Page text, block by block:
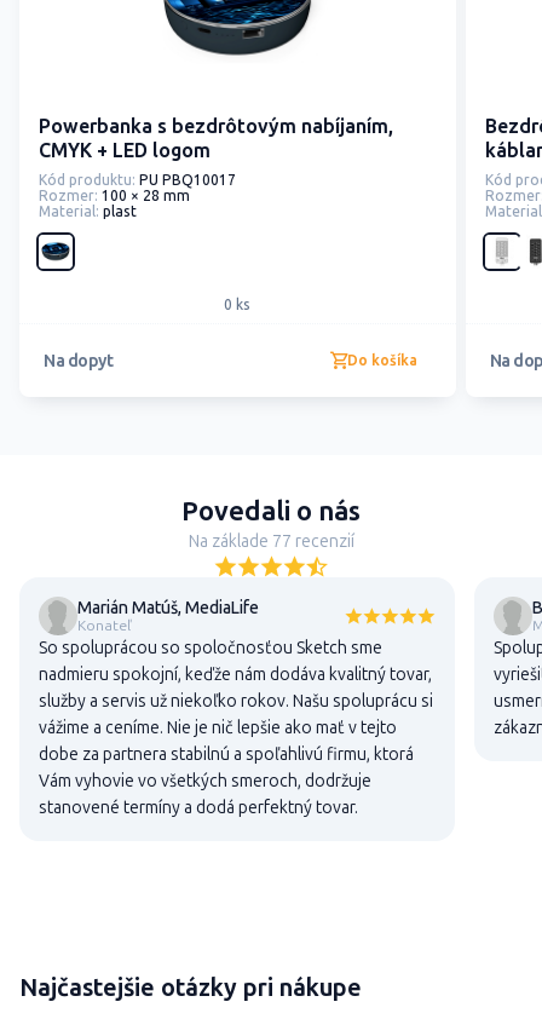
Powerbanka s bezdrôtovým nabíjaním,
CMYK + LED logom
Kód produktu: PU PBQ10017
Rozmer: 100 × 28 mm
Material: plast
0 ks
Na dopyt Do košíka
Kód
Na
Povedali o nás
Na základe 77 recenzií
Marián Matúš, MediaLife
Konateľ
So spoluprácou so spoločnosťou Sketch sme
nadmieru spokojní, keďže nám dodáva kvalitný tovar,
služby a servis už niekoľko rokov. Našu spoluprácu si
vážime a ceníme. Nie je nič lepšie ako mať v tejto
dobe za partnera stabilnú a spoľahlivú firmu, ktorá
Vám vyhovie vo všetkých smeroch, dodržuje
stanovené termíny a dodá perfektný tovar.
Najčastejšie otázky pri nákupe